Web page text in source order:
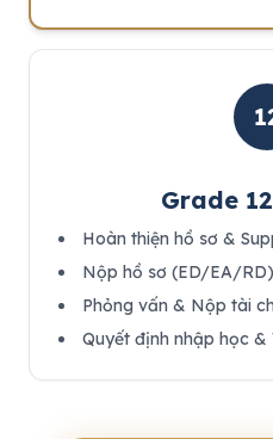
Grade
Hoàn thiện hồ sơ &
Nộp hồ sơ (ED/EA/RD)
Phỏng vấn & Nộp tài
Quyết định nhập học &